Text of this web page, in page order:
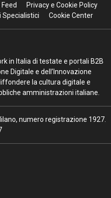
Feed
Privacy e Cookie Policy
Specialistici
Cookie Center
in Italia di testate e portali B2B
Digitale e dell’Innovazione
la cultura digitale e
amministrazioni italiane.
numero registrazione 1927.